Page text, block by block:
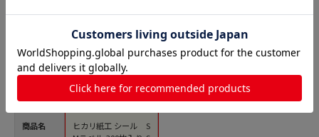
商品名
ヒカリ紙工 シール S